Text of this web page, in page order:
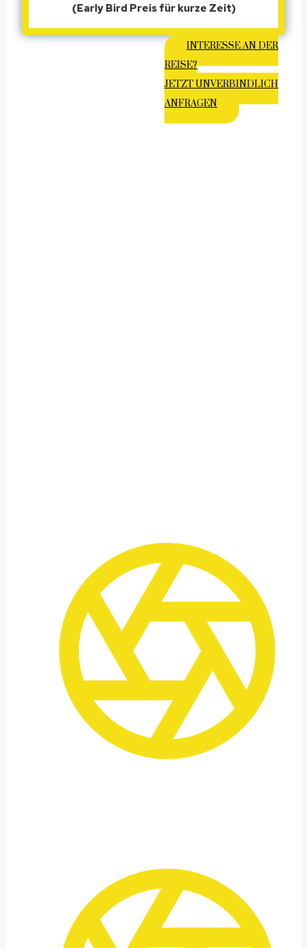
(Early Bird Preis für kurze Zeit)
INTERESSE AN DER
REISE?
JETZT UNVERBINDLICH
ANFRAGEN